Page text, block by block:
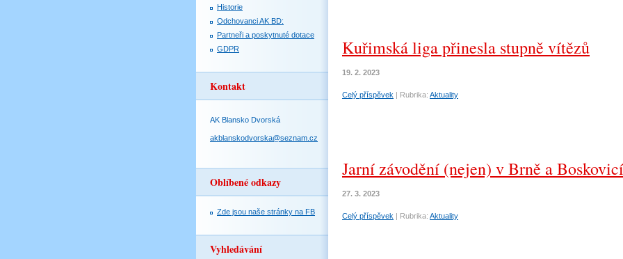
Kuřimská liga přinesla stupně vítězů
19. 2. 2023
Celý příspěvek | Rubrika: Aktuality
Jarní závodění (nejen) v Brně a
27. 3. 2023
Celý příspěvek | Rubrika: Aktuality
Historie
Odchovanci AK BD:
Partneři a poskytnuté dotace
GDPR
Kontakt
AK Blansko Dvorská
akblanskodvorska@seznam.cz
Oblíbené odkazy
Zde jsou naše stránky na FB
Vyhledávání